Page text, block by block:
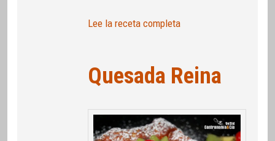
Lee la receta completa
Quesada Reina